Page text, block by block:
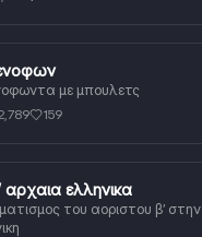
με μπουλετς
159
αρχαια ελληνικα
του αοριστου β’ στην